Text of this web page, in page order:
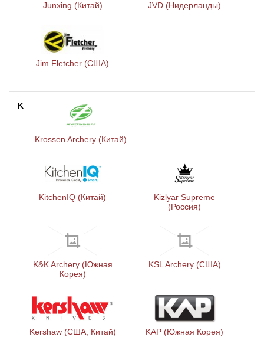
Junxing (Китай) JVD (Нидерланды)
Jim Fletcher (США)
K
Krossen Archery (Китай)
KitchenIQ (Китай)
Kizlyar Supreme
(Россия)
K&K Archery (Южная
Корея)
KSL Archery (США)
Kershaw (США, Китай) KAP (Южная Корея)